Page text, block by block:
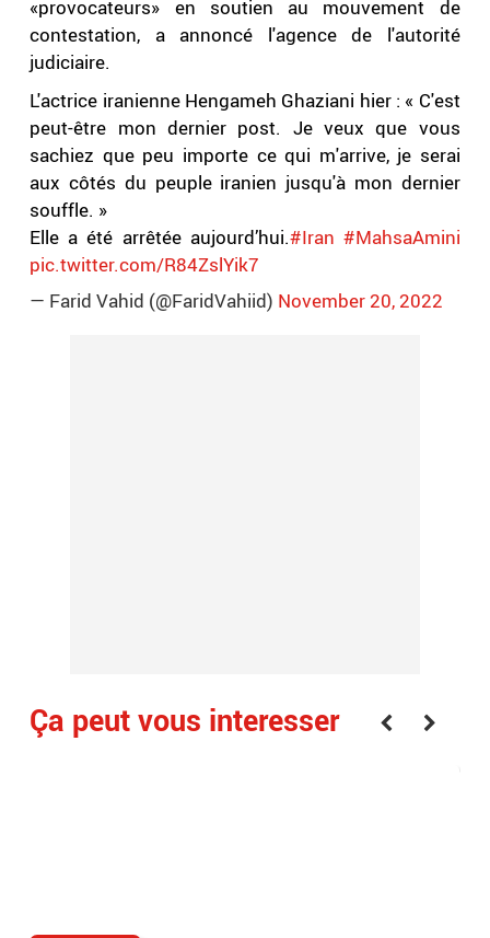
«provocateurs» en soutien au mouvement de
contestation, a annoncé l'agence de l'autorité
judiciaire.
L'actrice iranienne Hengameh Ghaziani hier : « C'est
peut-être mon dernier post. Je veux que vous
sachiez que peu importe ce qui m'arrive, je serai
aux côtés du peuple iranien jusqu'à mon dernier
souffle. »
Elle a été arrêtée aujourd’hui.#Iran #MahsaAmini
pic.twitter.com/R84ZslYik7
— Farid Vahid (@FaridVahiid) November 20, 2022
Ça peut vous interesser